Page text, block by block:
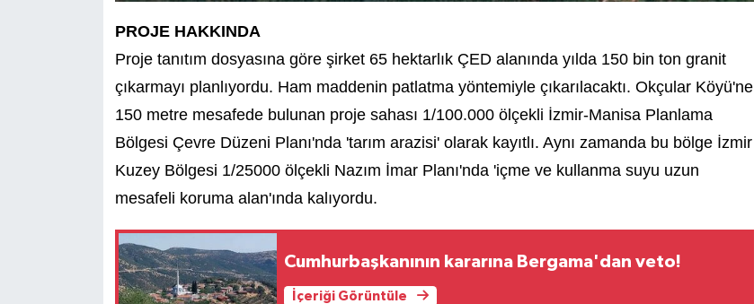
PROJE HAKKINDA
Proje tanıtım dosyasına göre şirket 65 hektarlık ÇED alanında yılda 150 bin ton granit
çıkarmayı planlıyordu. Ham maddenin patlatma yöntemiyle çıkarılacaktı. Okçular Köyü'ne
150 metre mesafede bulunan proje sahası 1/100.000 ölçekli İzmir-Manisa Planlama
Bölgesi Çevre Düzeni Planı'nda 'tarım arazisi' olarak kayıtlı. Aynı zamanda bu bölge İzmir
Kuzey Bölgesi 1/25000 ölçekli Nazım İmar Planı'nda 'içme ve kullanma suyu uzun
mesafeli koruma alan'ında kalıyordu.
Cumhurbaşkanının kararına Bergama'dan veto!
İçeriği Görüntüle